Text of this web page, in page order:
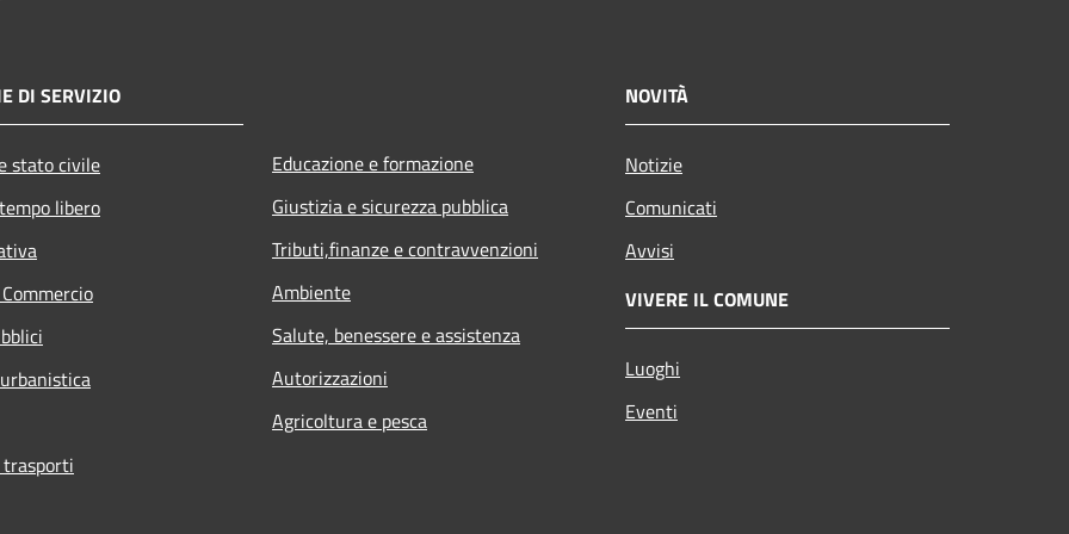
DI SERVIZIO
stato civile
libero
Educazione e formazione
Giustizia e sicurezza pubblica
Tributi,finanze e contravvenzioni
Ambiente
Salute, benessere e assistenza
Autorizzazioni
Agricoltura e pesca
NOVITÀ
Notizie
Comunicati
Avvisi
VIVERE IL COMUNE
Luoghi
Eventi